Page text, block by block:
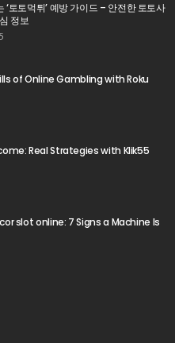
‘토토먹튀’ 예방 가이드 – 안전한 토토사
정보
of Online Gambling with Roku
Real Strategies with Klik55
slot online: 7 Signs a Machine Is